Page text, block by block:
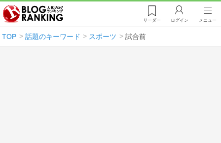
リーダー ログイン メニュー
TOP 話題のキーワード スポーツ 試合前